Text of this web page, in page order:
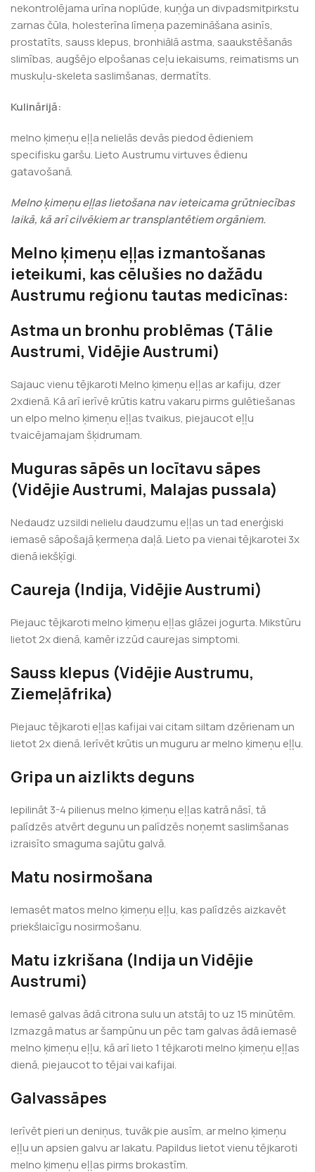
nekontrolējama urīna noplūde, kuņģa un divpadsmitpirkstu
zarnas čūla, holesterīna līmeņa pazemināšana asinīs,
prostatīts, sauss klepus, bronhiālā astma, saaukstēšanās
slimības, augšējo elpošanas ceļu iekaisums, reimatisms un
muskuļu-skeleta saslimšanas, dermatīts.
Kulinārijā:
melno ķimeņu eļļa nelielās devās piedod ēdieniem
specifisku garšu. Lieto Austrumu virtuves ēdienu
gatavošanā.
Melno ķimeņu eļļas lietošana nav ieteicama grūtniecības
laikā, kā arī cilvēkiem ar transplantētiem orgāniem.
Melno ķimeņu eļļas izmantošanas
ieteikumi, kas cēlušies no dažādu
Austrumu reģionu tautas medicīnas:
Astma un bronhu problēmas (Tālie
Austrumi, Vidējie Austrumi)
Sajauc vienu tējkaroti Melno ķimeņu eļļas ar kafiju, dzer
2xdienā. Kā arī ierīvē krūtis katru vakaru pirms gulētiešanas
un elpo melno ķimeņu eļļas tvaikus, piejaucot eļļu
tvaicējamajam šķidrumam.
Muguras sāpēs un locītavu sāpes
(Vidējie Austrumi, Malajas pussala)
Nedaudz uzsildi nelielu daudzumu eļļas un tad enerģiski
iemasē sāpošajā ķermeņa daļā. Lieto pa vienai tējkarotei 3x
dienā iekšķīgi.
Caureja (Indija, Vidējie Austrumi)
Piejauc tējkaroti melno ķimeņu eļļas glāzei jogurta. Mikstūru
lietot 2x dienā, kamēr izzūd caurejas simptomi.
Sauss klepus (Vidējie Austrumu,
Ziemeļāfrika)
Piejauc tējkaroti eļļas kafijai vai citam siltam dzērienam un
lietot 2x dienā. Ierīvēt krūtis un muguru ar melno ķimeņu eļļu.
Gripa un aizlikts deguns
Iepilināt 3-4 pilienus melno ķimeņu eļļas katrā nāsī, tā
palīdzēs atvērt degunu un palīdzēs noņemt saslimšanas
izraisīto smaguma sajūtu galvā.
Matu nosirmošana
Iemasēt matos melno ķimeņu eļļu, kas palīdzēs aizkavēt
priekšlaicīgu nosirmošanu.
Matu izkrišana (Indija un Vidējie
Austrumi)
Iemasē galvas ādā citrona sulu un atstāj to uz 15 minūtēm.
Izmazgā matus ar šampūnu un pēc tam galvas ādā iemasē
melno ķimeņu eļļu, kā arī lieto 1 tējkaroti melno ķimeņu eļļas
dienā, piejaucot to tējai vai kafijai.
Galvassāpes
Ierīvēt pieri un deniņus, tuvāk pie ausīm, ar melno ķimeņu
eļļu un apsien galvu ar lakatu. Papildus lietot vienu tējkaroti
melno ķimeņu eļļas pirms brokastīm.